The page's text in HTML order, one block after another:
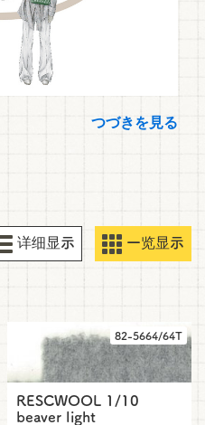
つづきを見る
详细显示 一览显示
82-5664/64T
RESCWOOL 1/10
beaver light